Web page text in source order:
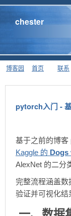
chester
博客园 首页 联系
pytorch入门 -
基于之前的博客
Kaggle 的 Dogs
AlexNet 的二分
完整流程涵盖数
验证并可视化结